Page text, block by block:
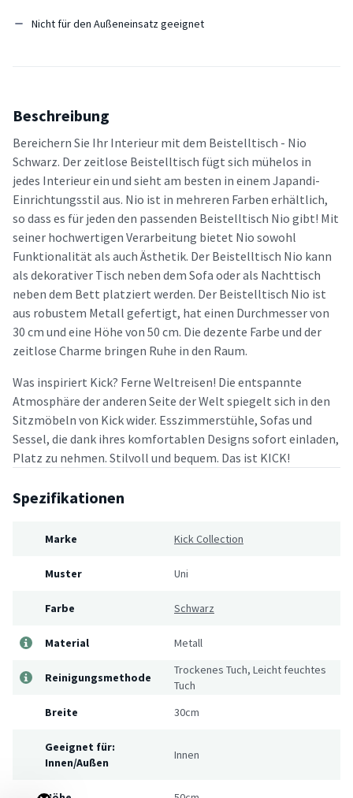
Nicht für den Außeneinsatz geeignet
Beschreibung
Bereichern Sie Ihr Interieur mit dem Beistelltisch - Nio
Schwarz. Der zeitlose Beistelltisch fügt sich mühelos in
jedes Interieur ein und sieht am besten in einem Japandi-
Einrichtungsstil aus. Nio ist in mehreren Farben erhältlich,
so dass es für jeden den passenden Beistelltisch Nio gibt! Mit
seiner hochwertigen Verarbeitung bietet Nio sowohl
Funktionalität als auch Ästhetik. Der Beistelltisch Nio kann
als dekorativer Tisch neben dem Sofa oder als Nachttisch
neben dem Bett platziert werden. Der Beistelltisch Nio ist
aus robustem Metall gefertigt, hat einen Durchmesser von
30 cm und eine Höhe von 50 cm. Die dezente Farbe und der
zeitlose Charme bringen Ruhe in den Raum.
Was inspiriert Kick? Ferne Weltreisen! Die entspannte
Atmosphäre der anderen Seite der Welt spiegelt sich in den
Sitzmöbeln von Kick wider. Esszimmerstühle, Sofas und
Sessel, die dank ihres komfortablen Designs sofort einladen,
Platz zu nehmen. Stilvoll und bequem. Das ist KICK!
Spezifikationen
Marke Kick Collection
Muster Uni
Farbe Schwarz
Material Metall
Reinigungsmethode
Trockenes Tuch, Leicht feuchtes
Tuch
Breite
30cm
Geeignet für:
Innen/Außen
Innen